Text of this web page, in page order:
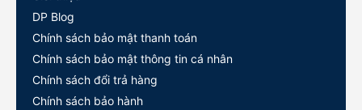
DP Blog
Chính sách bảo mật thanh toán
Chính sách bảo mật thông tin cá nhân
Chính sách đổi trả hàng
Chính sách bảo hành